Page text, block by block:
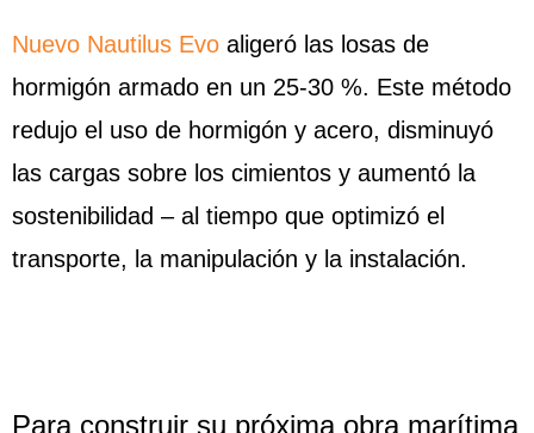
Nuevo Nautilus Evo aligeró las losas de
hormigón armado en un 25-30 %. Este método
redujo el uso de hormigón y acero, disminuyó
las cargas sobre los cimientos y aumentó la
sostenibilidad – al tiempo que optimizó el
transporte, la manipulación y la instalación.
Para construir su próxima obra marítima